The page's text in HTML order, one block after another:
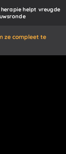
helpt vreugde
ze compleet te